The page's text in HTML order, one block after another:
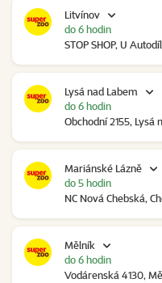
Litvínov
STOP SHOP, U
do 6 hodin
Lysá nad Labem
Obchodní 2155, Lysá
do 6 hodin
Mariánské Lázně
NC Nová Chebská,
do 5 hodin
Mělník
Vodárenská 4130,
do 6 hodin